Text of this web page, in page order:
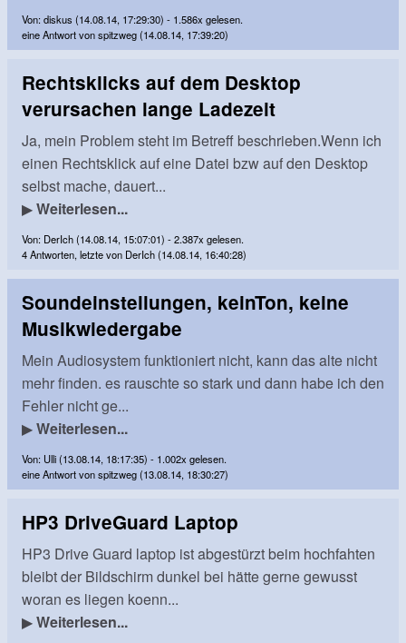
Von: diskus (14.08.14, 17:29:30) - 1.586x gelesen.
eine Antwort von spitzweg (14.08.14, 17:39:20)
Rechtsklicks auf dem Desktop
verursachen lange Ladezeit
Ja, mein Problem steht im Betreff beschrieben.Wenn ich
einen Rechtsklick auf eine Datei bzw auf den Desktop
selbst mache, dauert...
▶Weiterlesen...
Von: DerIch (14.08.14, 15:07:01) - 2.387x gelesen.
4 Antworten, letzte von DerIch (14.08.14, 16:40:28)
Soundeinstellungen, keinTon, keine
Musikwiedergabe
Mein Audiosystem funktioniert nicht, kann das alte nicht
mehr finden. es rauschte so stark und dann habe ich den
Fehler nicht ge...
▶Weiterlesen...
Von: Ulli (13.08.14, 18:17:35) - 1.002x gelesen.
eine Antwort von spitzweg (13.08.14, 18:30:27)
HP3 DriveGuard Laptop
HP3 Drive Guard laptop ist abgestürzt beim hochfahten
bleibt der Bildschirm dunkel bei hätte gerne gewusst
woran es liegen koenn...
▶Weiterlesen...